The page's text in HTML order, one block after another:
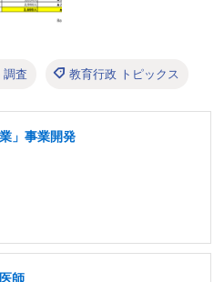
調査 教育行政 トピックス
」事業開発
師